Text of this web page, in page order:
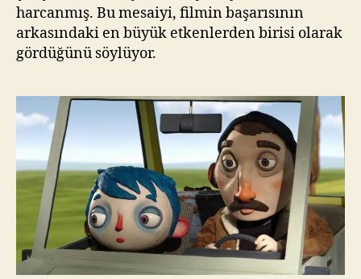
harcanmış. Bu mesaiyi, filmin başarısının
arkasındaki en büyük etkenlerden birisi olarak
gördüğünü söylüyor.